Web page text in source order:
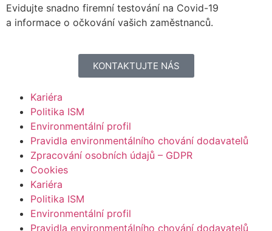
Evidujte snadno firemní testování na Covid-19
a informace o očkování vašich zaměstnanců.
KONTAKTUJTE NÁS
Kariéra
Politika ISM
Environmentální profil
Pravidla environmentálního chování dodavatelů
Zpracování osobních údajů – GDPR
Cookies
Kariéra
Politika ISM
Environmentální profil
Pravidla environmentálního chování dodavatelů